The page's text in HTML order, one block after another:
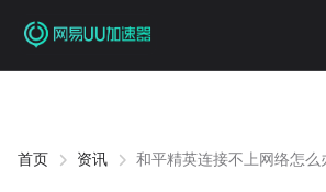
首页 资讯
和平精英连接不上网络怎么